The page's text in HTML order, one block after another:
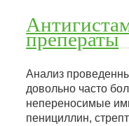
преператы
Анализ
довольно часто
непереносимые
пенициллин,